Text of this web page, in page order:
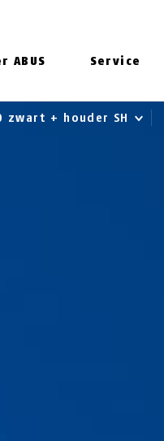
ABUS Service
zwart + houder SH